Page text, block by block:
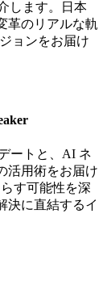
します。日本
革のリアルな軌
ョンをお届け
ートと、AI ネ
活用術をお届け
す可能性を深
決に直結するイ